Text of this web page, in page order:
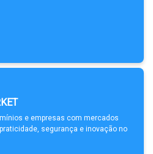
e empresas com mercados
segurança e inovação no